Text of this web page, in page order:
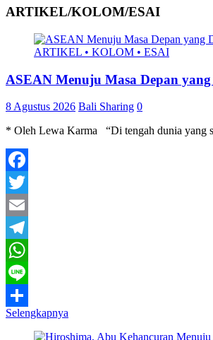
ARTIKEL/KOLOM/ESAI
ARTIKEL • KOLOM • ESAI
ASEAN Menuju Masa Depan
8 Agustus 2026 Bali Sharing 0
* Oleh Lewa Karma “Di tengah dunia yang
Facebook
Twitter
Email
Telegram
WhatsApp
Line
Share
Selengkapnya